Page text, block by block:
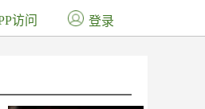
访问 登录